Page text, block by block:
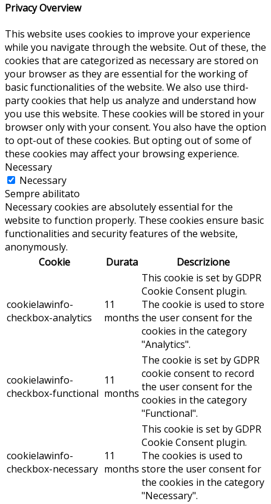
Privacy Overview
This website uses cookies to improve your experience
while you navigate through the website. Out of these, the
cookies that are categorized as necessary are stored on
your browser as they are essential for the working of
basic functionalities of the website. We also use third-
party cookies that help us analyze and understand how
you use this website. These cookies will be stored in your
browser only with your consent. You also have the option
to opt-out of these cookies. But opting out of some of
these cookies may affect your browsing experience.
Necessary
Necessary
Sempre abilitato
Necessary cookies are absolutely essential for the
website to function properly. These cookies ensure basic
functionalities and security features of the website,
anonymously.
Cookie
Durata Descrizione
cookielawinfo-
checkbox-analytics
11
months
This cookie is set by GDPR
Cookie Consent plugin.
The cookie is used to store
the user consent for the
cookies in the category
"Analytics".
cookielawinfo-
checkbox-functional
11
months
The cookie is set by GDPR
cookie consent to record
the user consent for the
cookies in the category
"Functional".
cookielawinfo-
checkbox-necessary
11
months
This cookie is set by GDPR
Cookie Consent plugin.
The cookies is used to
store the user consent for
the cookies in the category
"Necessary".